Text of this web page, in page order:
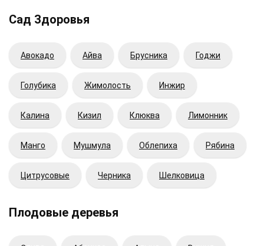
Сад Здоровья
Авокадо Айва Брусника Годжи
Голубика Жимолость Инжир
Калина Кизил Клюква Лимонник
Манго Мушмула Облепиха Рябина
Цитрусовые Черника Шелковица
Плодовые деревья